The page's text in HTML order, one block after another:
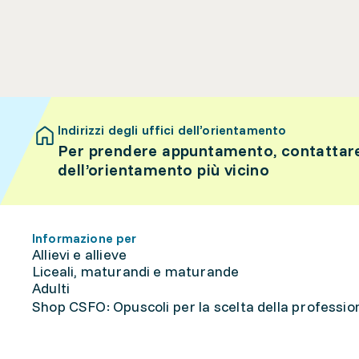
Indirizzi degli uffici dell’orientamento
Per prendere appuntamento,
dell’orientamento più vicino
Informazione per
Allievi e allieve
Liceali, maturandi e maturande
Adulti
Shop CSFO: Opuscoli per la scelta della